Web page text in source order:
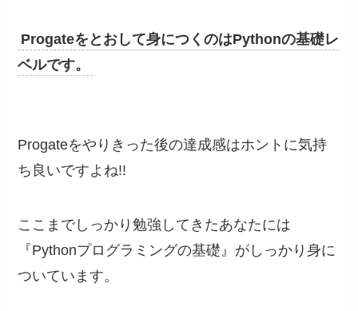
Progateをとおして身につくのはPythonの基礎レ
ベルです。
Progateをやりきった後の達成感はホントに気持
ち良いですよね!!
ここまでしっかり勉強してきたあなたには
『Pythonプログラミングの基礎』がしっかり身に
ついています。